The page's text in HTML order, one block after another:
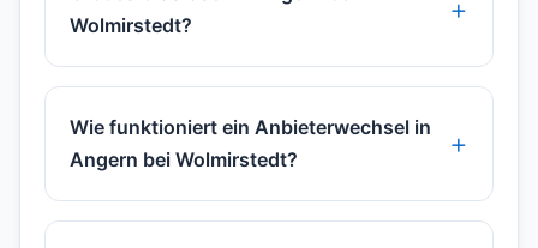
Wolmirstedt?
Wie funktioniert ein Anbieterwechsel in
Angern bei Wolmirstedt?